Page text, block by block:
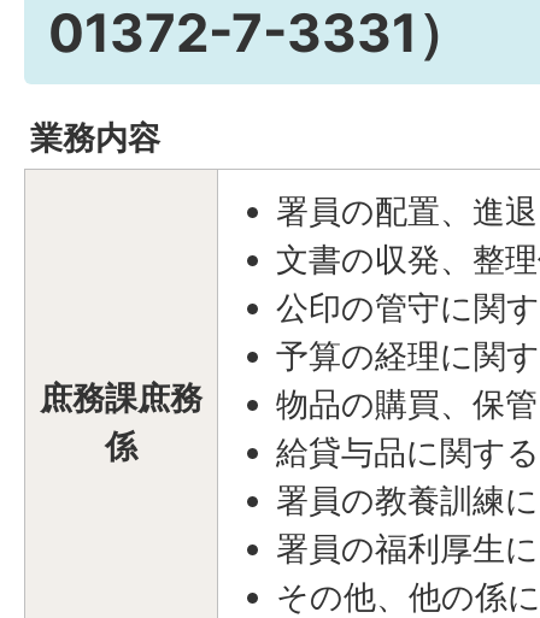
01372-7-3331）
業務内容
庶務課庶務
係
署員の配置、進
文書の収発、整
公印の管守に関
予算の経理に関
物品の購買、保
給貸与品に関す
署員の教養訓練
署員の福利厚生
その他、他の係